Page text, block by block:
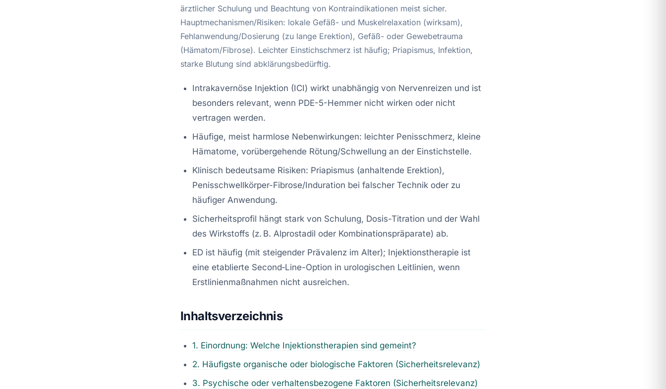
ärztlicher Schulung und Beachtung von Kontraindikationen meist sicher.
Hauptmechanismen/Risiken: lokale Gefäß- und Muskelrelaxation (wirksam),
Fehlanwendung/Dosierung (zu lange Erektion), Gefäß- oder Gewebetrauma
(Hämatom/Fibrose). Leichter Einstichschmerz ist häufig; Priapismus, Infektion,
starke Blutung sind abklärungsbedürftig.
Intrakavernöse Injektion (ICI) wirkt unabhängig von Nervenreizen und ist
besonders relevant, wenn PDE-5-Hemmer nicht wirken oder nicht
vertragen werden.
Häufige, meist harmlose Nebenwirkungen: leichter Penisschmerz, kleine
Hämatome, vorübergehende Rötung/Schwellung an der Einstichstelle.
Klinisch bedeutsame Risiken: Priapismus (anhaltende Erektion),
Penisschwellkörper-Fibrose/Induration bei falscher Technik oder zu
häufiger Anwendung.
Sicherheitsprofil hängt stark von Schulung, Dosis-Titration und der Wahl
des Wirkstoffs (z. B. Alprostadil oder Kombinationspräparate) ab.
ED ist häufig (mit steigender Prävalenz im Alter); Injektionstherapie ist
eine etablierte Second‑Line-Option in urologischen Leitlinien, wenn
Erstlinienmaßnahmen nicht ausreichen.
Inhaltsverzeichnis
1. Einordnung: Welche Injektionstherapien sind gemeint?
2. Häufigste organische oder biologische Faktoren (Sicherheitsrelevanz)
3. Psychische oder verhaltensbezogene Faktoren (Sicherheitsrelevanz)